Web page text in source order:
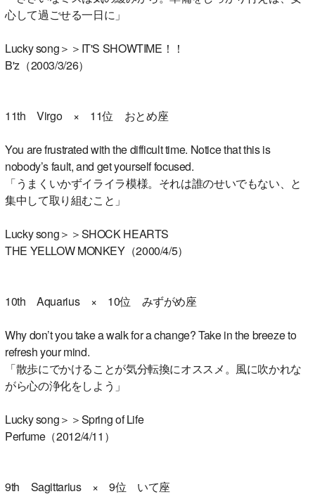
心して過ごせる一日に」
Lucky song＞＞IT'S SHOWTIME！！
B'z（2003/3/26）
11th Virgo × 11位 おとめ座
You are frustrated with the difficult time. Notice that this is
nobody’s fault, and get yourself focused.
「うまくいかずイライラ模様。それは誰のせいでもない、と
集中して取り組むこと」
Lucky song＞＞SHOCK HEARTS
THE YELLOW MONKEY（2000/4/5）
10th Aquarius × 10位 みずがめ座
Why don’t you take a walk for a change? Take in the breeze to
refresh your mind.
「散歩にでかけることが気分転換にオススメ。風に吹かれな
がら心の浄化をしよう」
Lucky song＞＞Spring of Life
Perfume（2012/4/11）
9th Sagittarius × 9位 いて座